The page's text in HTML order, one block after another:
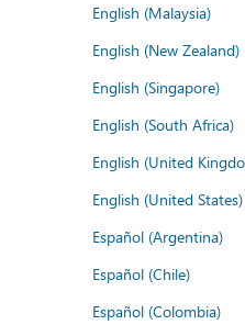
English (Malaysia)
English (New Zealand)
English (Singapore)
English (South Africa)
English (United
English (United States)
Español (Argentina)
Español (Chile)
Español (Colombia)